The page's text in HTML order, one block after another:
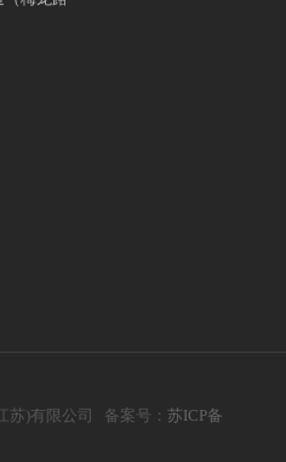
苏)有限公司 备案号： 苏ICP备